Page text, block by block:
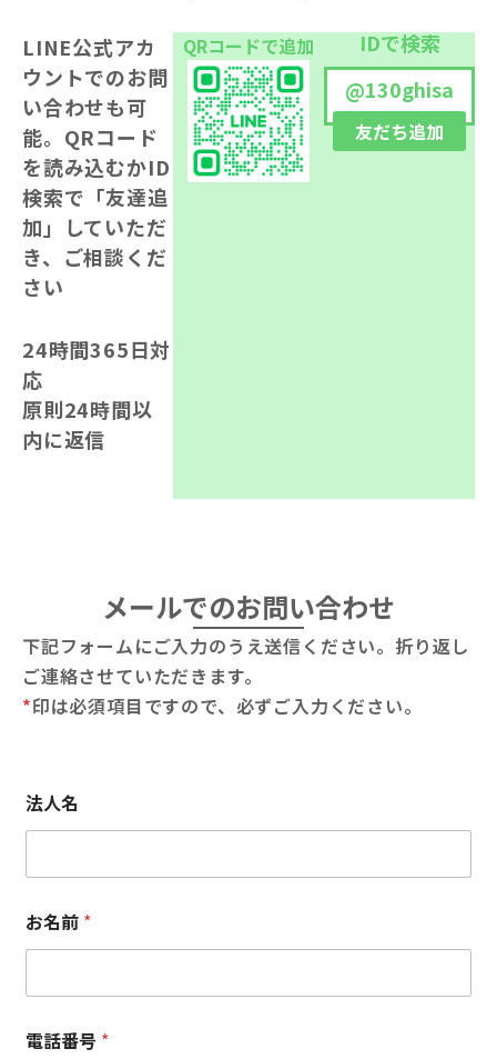
LINE公式アカ
ウントでのお問
い合わせも可
能。 QRコード
を読み込むかID
検索で「友達追
加」
していただ
き、ご相談くだ
さい
24時間365日対
応
原則24時間以
内に返信
QRコードで追加
IDで検索
@130ghisa
友だち追加
メールでのお問い合わせ
下記フォームにご入力のうえ送信ください。折り返し
ご連絡させていただきます。
*印は必須項目ですので、必ずご入力ください。
法人名
お名前 *
電話番号 *